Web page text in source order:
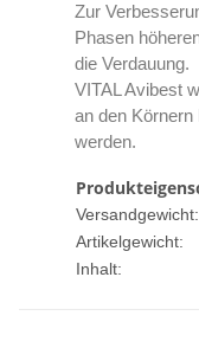
Zur
Phasen
die Verdauung.
VITAL Avibest
an den
werden.
Versandgewicht:
Artikelgewicht:
Inhalt: